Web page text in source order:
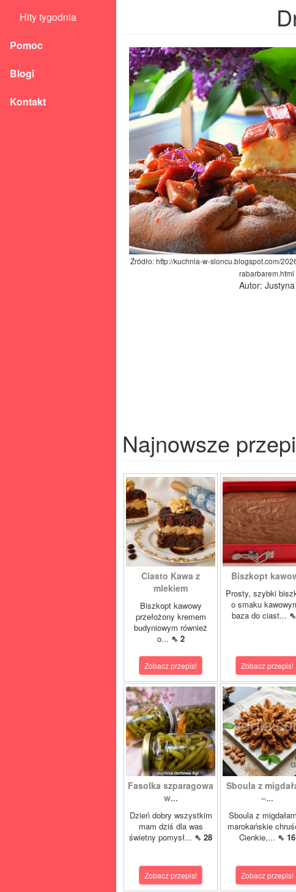
Hity tygodnia
Pomoc
Blogi
Kontakt
Źródło: http://kuchnia-w-sloncu.blogspot.com/
rabarbarem.html
Autor: Justyna
Najnowsze
Ciasto Kawa z
mlekiem
Biszkopt kawowy
przełożony kremem
budyniowym również
o... ⇖ 2
Zobacz przepis!
Biszkopt
Prosty, szybki
o smaku
baza do ciast...
Zobacz przepis!
Fasolka szparagowa
w...
Dzień dobry wszystkim
mam dziś dla was
świetny pomysł... ⇖ 28
Zobacz przepis!
Sboula z
–...
Sboula z
marokańskie
Cienkie,... ⇖ 16
Zobacz przepis!